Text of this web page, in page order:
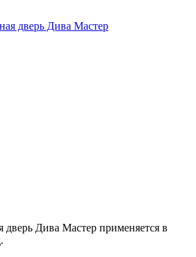
дверь Дива Мастер применяется в